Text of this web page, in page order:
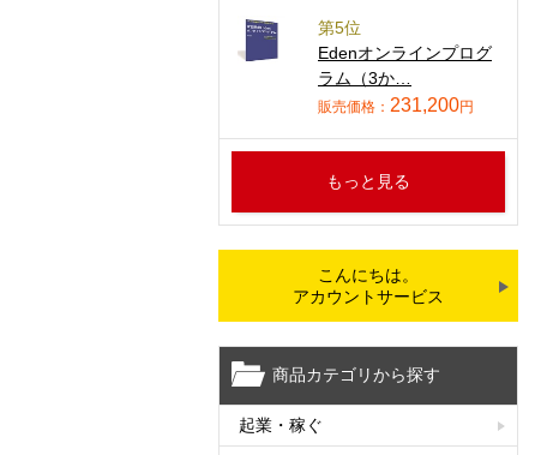
第5位
Edenオンラインプログ
ラム（3か…
販売価格： 231,200円
もっと見る
こんにちは。
アカウントサービス
商品カテゴリから探す
起業・稼ぐ